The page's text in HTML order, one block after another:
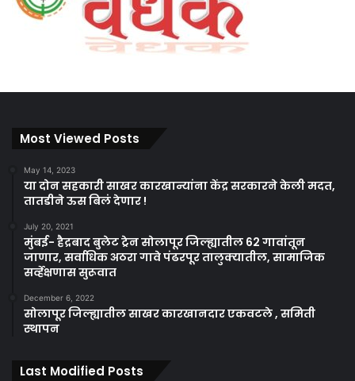
Most Viewed Posts
May 14, 2023
या दोन सहकारी साखर कारखान्यांना केंद्र सरकारने केली मदत,
तातडीने ऊस बिलं देणार !
July 20, 2021
मुंबई- हैद्रबाद बुलेट ट्रेन सोलापूर जिल्ह्यातील 62 गावांतून
जाणार, सर्वाधिक अठरा गावे पंढरपूर तालुक्यातील, सामाजिक
सर्व्हेक्षणास सुरूवात
December 6, 2022
सोलापूर जिल्ह्यातील साखर कारखानदार एकवटले , समिती
स्थापन
Last Modified Posts